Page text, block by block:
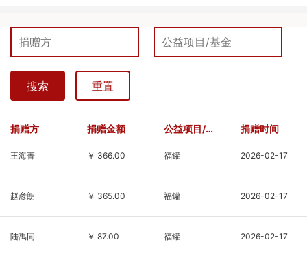
端午习
指导，民革扬州市委会、
长江生态保护基金会主
办，扬州文峰慈善基金
会、泰兴市庆云慈善会、
民革广陵基层委承办，扬
协办。此次活动共放流长
6115尾。本次活动旨在促
进长江流域生物多样性的
局，走进甘泉博爱阳光家
园，开展六一儿童节暖心
工与邮政工作人员一同来
碌、静心陪伴，用耐心与
温柔贴近这群纯粹善良
场气氛温
搜索 重置
捐赠方 捐赠金额 公益项目/基金 捐赠时间
王海菁 ￥ 366.00 福罐 2026-02-17
赵彦朗 ￥ 365.00 福罐 2026-02-17
陆禹同 ￥ 87.00 福罐 2026-02-17